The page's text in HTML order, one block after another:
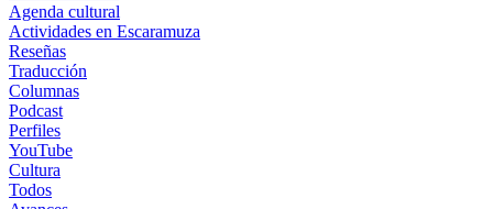
Agenda cultural
Actividades en Escaramuza
Reseñas
Traducción
Columnas
Podcast
Perfiles
YouTube
Cultura
Todos